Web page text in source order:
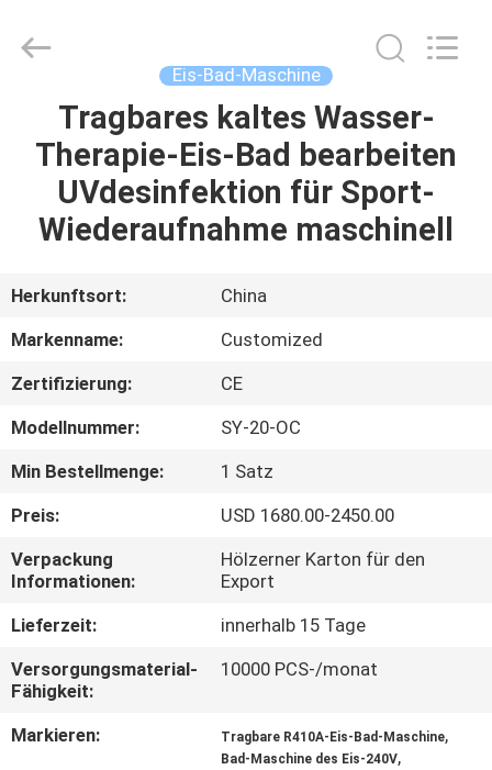
HAUS
PRODUKTE
UNS
AUSFLUG
QUALITÄTSKONTROLLE
TRETEN
SIE
MIT
UNS
IN
VERBINDUNG
Electronics
Eis-Bad-Maschine
Tragbares kaltes Wasser-
Therapie-Eis-Bad bearbeiten
UVdesinfektion für Sport-
Wiederaufnahme maschinell
Herkunftsort:
China
Markenname:
Customized
Zertifizierung:
CE
Modellnummer:
SY-20-OC
Min Bestellmenge:
1 Satz
Preis:
USD 1680.00-2450.00
Verpackung
Informationen:
Hölzerner Karton für den
Export
Lieferzeit:
innerhalb 15 Tage
Versorgungsmaterial-
Fähigkeit:
10000 PCS-/monat
Markieren: Tragbare R410A-Eis-Bad-Maschine,
Bad-Maschine des Eis-240V,